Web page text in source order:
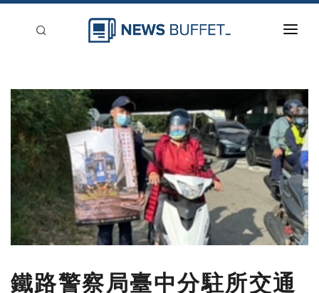
新聞稿分類
登入
刊登
鐵路警察局臺中分駐所交通